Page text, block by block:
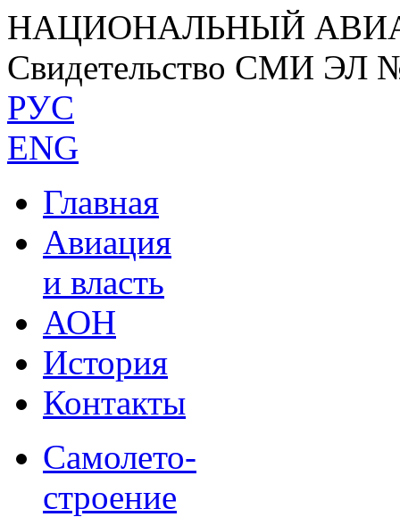
НАЦИОНАЛЬНЫЙ
Свидетельство СМИ ЭЛ
РУС
ENG
Главная
Авиация
и власть
АОН
История
Контакты
Самолето-
строение